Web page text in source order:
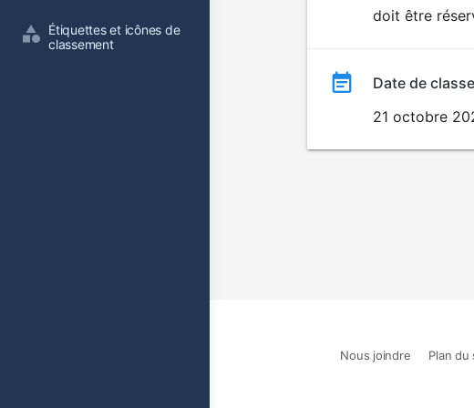
Étiquettes et icônes de
classement
doit être
Date de
21 octobre
Nous joindre Plan du